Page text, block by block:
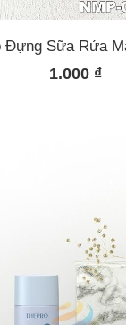
Đựng Sữa Rửa
1.000 ₫